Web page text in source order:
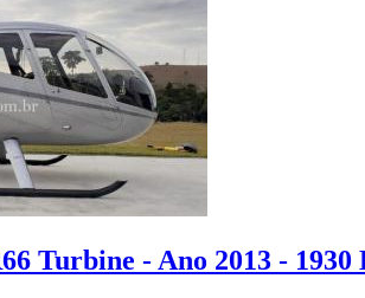
Turbine - Ano 2013 - 1930